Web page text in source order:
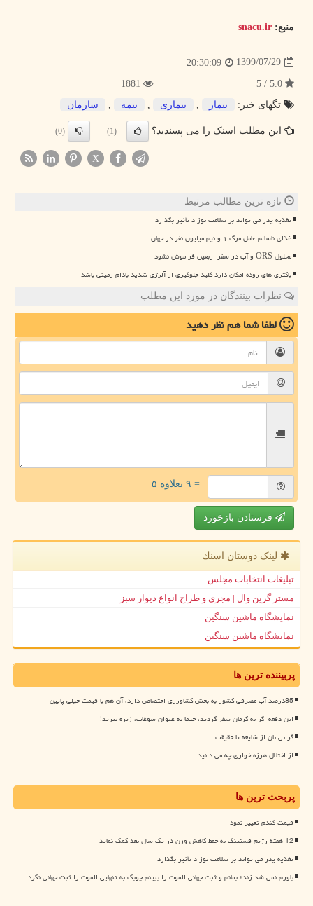
منبع: snacu.ir
1399/07/29
20:30:09
تگهای خبر:
بیمار , بیماری , بیمه , سازمان
این مطلب اسنک را می پسندید؟ (1)
(0)
X
تازه ترین مطالب مرتبط
تغذیه پدر می تواند بر سلامت نوزاد تأثیر بگذارد
غذای ناسالم عامل مرگ ۱ و نیم میلیون نفر در جهان
محلول ORS و آب در سفر اربعین فراموش نشود
باکتری های روده امکان دارد کلید جلوگیری از آلرژی شدید بادام زمینی باشد
نظرات بینندگان در مورد این مطلب
لطفا شما همنظر دهید
= ۹ بعلاوه ۵
فرستادن بازخورد
لینک دوستان اسنك
تبلیغات انتخابات مجلس
مستر گرین وال | مجری و طراح انواع دیوار سبز
نمایشگاه ماشین سنگین
نمایشگاه ماشین سنگین
پربیننده ترین ها
85درصد آب مصرفی کشور به بخش کشاورزی اختصاص دارد، آن هم با قیمت خیلی پایین
این دفعه اگر به کرمان سفر کردید، حتما به عنوان سوغات، زیره ببرید!
گرانی نان از شایعه تا حقیقت
از اختلال هرزه خواری چه می دانید
پربحث ترین ها
قیمت گندم تغییر نمود
12 هفته رژیم فستینگ به حفظ کاهش وزن در یک سال بعد کمک نماید
تغذیه پدر می تواند بر سلامت نوزاد تأثیر بگذارد
باورم نمی شد زنده بمانم و ثبت جهانی الموت را ببینم چوبک به تنهایی الموت را ثبت جهانی نکرد